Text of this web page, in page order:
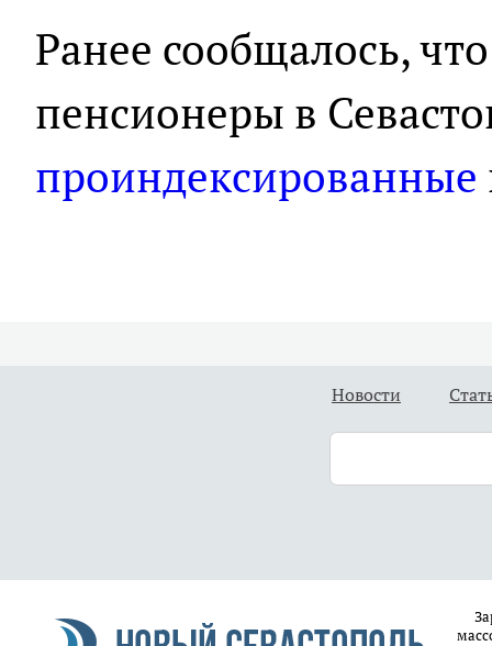
Ранее сообщалось,
пенсионеры в
проиндексированные
Новости